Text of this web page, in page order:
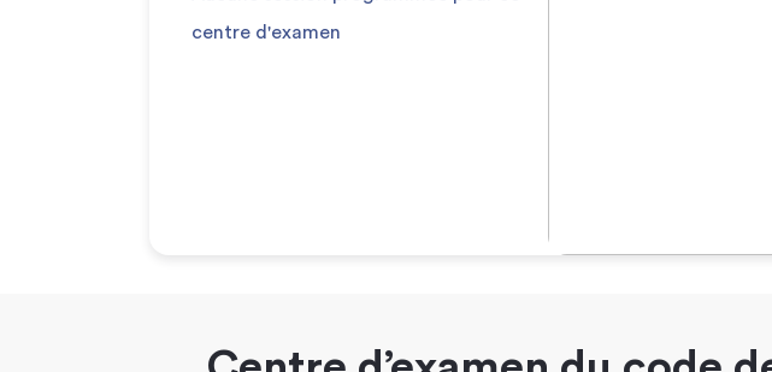
centre d'examen